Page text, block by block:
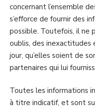
concernant l’ensemble
s’efforce de fournir des
possible. Toutefois, il ne
oublis, des inexactitudes
jour, qu’elles soient de
partenaires qui lui
Toutes les informations
à titre indicatif, et sont